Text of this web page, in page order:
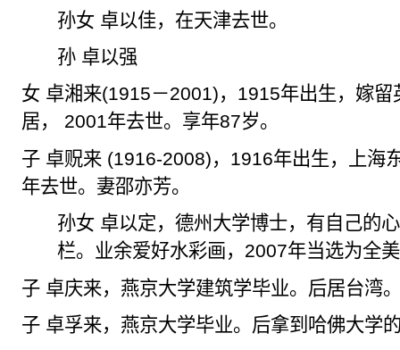
孙女 卓以佳，在天津去世。
孙 卓以强
女 卓湘来(1915－2001)， 1915年出生，嫁留
居，
2001年去世。享年87岁。
子 卓贶来 (1916-2008)， 1916年出生，上海
年去世。妻邵亦芳。
孙女 卓以定，德州大学博士，有自己的
栏。业余爱好水彩画， 2007年当选为全
子 卓庆来，燕京大学建筑学毕业。后居台湾
子 卓孚来，燕京大学毕业。后拿到哈佛大学